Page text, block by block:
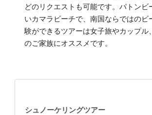
どのリクエストも可能です。パトンビ
いカマラビーチで、南国ならではのビ
験ができるツアーは女子旅やカップル
のご家族にオススメです。
シュノーケリングツアー